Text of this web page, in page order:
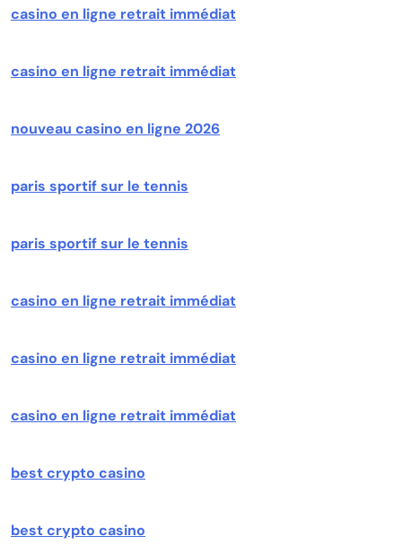
casino en ligne retrait immédiat
casino en ligne retrait immédiat
nouveau casino en ligne 2026
paris sportif sur le tennis
paris sportif sur le tennis
casino en ligne retrait immédiat
casino en ligne retrait immédiat
casino en ligne retrait immédiat
best crypto casino
best crypto casino